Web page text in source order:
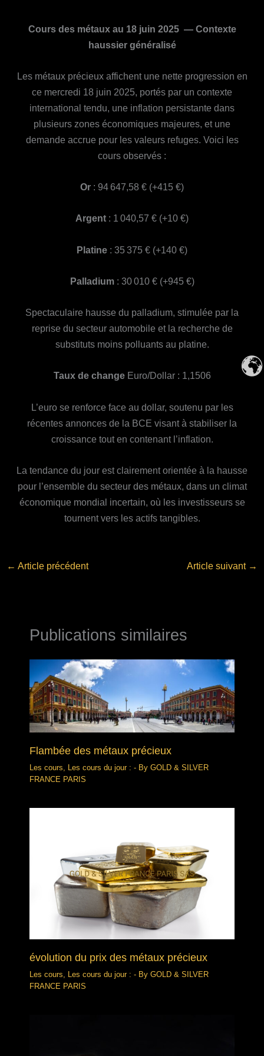
Cours des métaux au 18 juin 2025 — Contexte
haussier généralisé
Les métaux précieux affichent une nette progression en
ce mercredi 18 juin 2025, portés par un contexte
international tendu, une inflation persistante dans
plusieurs zones économiques majeures, et une
demande accrue pour les valeurs refuges. Voici les
cours observés :
Or : 94 647,58 € (+415 €)
Argent : 1 040,57 € (+10 €)
Platine : 35 375 € (+140 €)
Palladium: 30 010 € (+945 €)
Spectaculaire hausse du palladium, stimulée par la
reprise du secteur automobile et la recherche de
substituts moins polluants au platine.
Taux de changeEuro/Dollar : 1,1506
L’euro se renforce face au dollar, soutenu par les
récentes annonces de la BCE visant à stabiliser la
croissance tout en contenant l’inflation.
La tendance du jour est clairement orientée à la hausse
pour l’ensemble du secteur des métaux, dans un climat
économique mondial incertain, où les investisseurs se
tournent vers les actifs tangibles.
← Article précédent Article suivant →
Publications similaires
Flambée des métaux précieux
Les cours, Les cours du jour : - By GOLD & SILVER
FRANCE PARIS
évolution du prix des métaux précieux
Les cours, Les cours du jour : - By GOLD & SILVER
FRANCE PARIS